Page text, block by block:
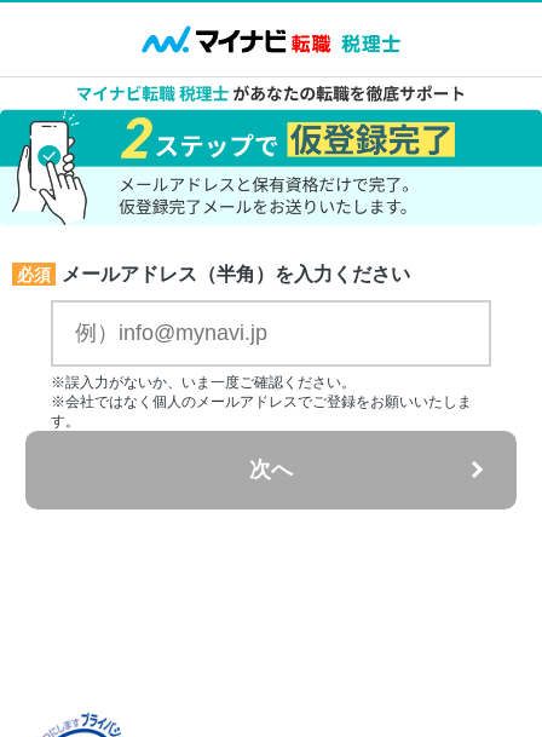
必須 メールアドレス（半角）を入力ください
※誤入力がないか、いま一度ご確認ください。
※会社ではなく個人のメールアドレスでご登録をお願いいたしま
す。
次へ